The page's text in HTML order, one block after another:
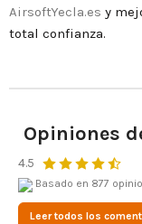
AirsoftYecla.es y
total confianza.
Opiniones
4.5
Basado en 877
Leer todos los